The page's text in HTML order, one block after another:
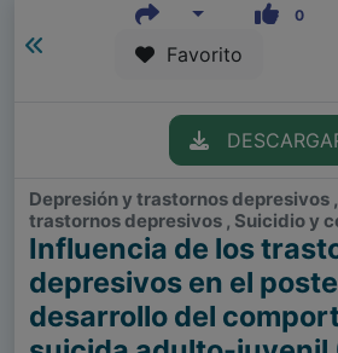
0
Favorito
Depresión y trastornos depresivos
trastornos depresivos , Suicidio y
Influencia de los
depresivos en el
desarrollo del